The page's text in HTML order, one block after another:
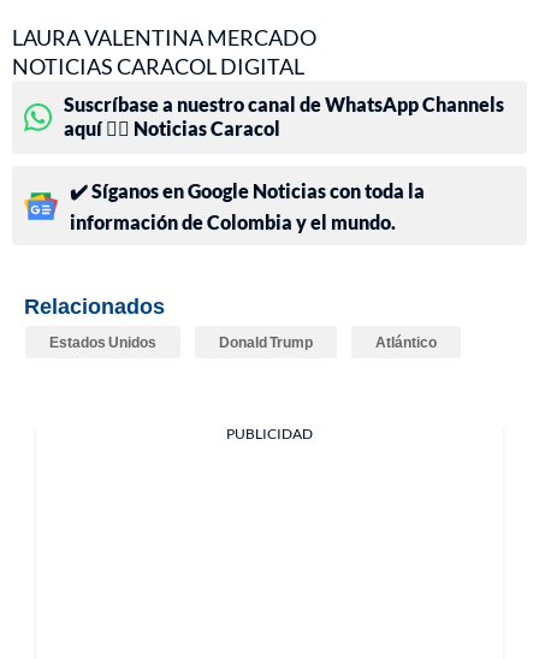
LAURA VALENTINA MERCADO
NOTICIAS CARACOL DIGITAL
Suscríbase a nuestro canal de WhatsApp Channels
aquí 👉🏻 Noticias Caracol
✔️ Síganos en Google Noticias con toda la
información de Colombia y el mundo.
Relacionados
Estados Unidos Donald Trump Atlántico
PUBLICIDAD